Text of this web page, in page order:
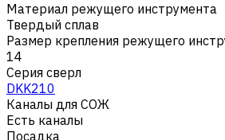
Материал режущего инструмента
Твердый сплав
Размер крепления режущего
14
Серия сверл
DKK210
Каналы для СОЖ
Есть каналы
Посадка